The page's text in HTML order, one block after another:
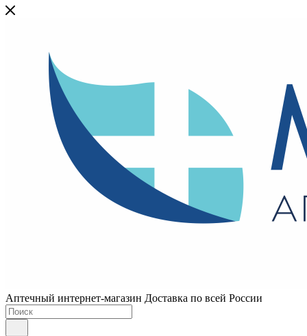
Аптечный интернет-магазин Доставка по всей России